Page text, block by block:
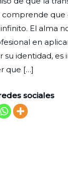
comprende que
El alma
en
su identidad,
que […]
sociales